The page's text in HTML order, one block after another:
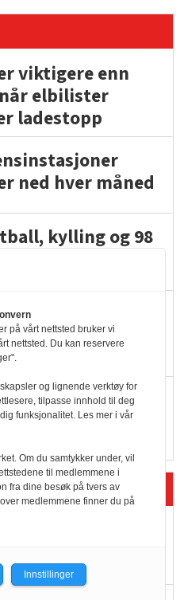
viktigere enn
elbilister
ladestopp
ned hver måned
kylling og 98
i
Stadig større
med ferdigmat
i praksis
på vårt nettsted bruker vi
nettsted. Du kan reservere
og lignende verktøy for
tilpasse innhold til deg
funksjonalitet. Les mer i vår
Om du samtykker under, vil
til medlemmene i
fra dine besøk på tvers av
medlemmene finner du på
Innstillinger